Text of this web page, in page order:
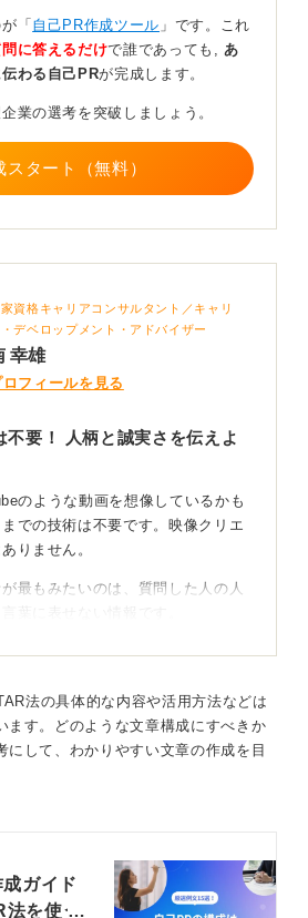
が最も重要！ ブレない動画で担
う
で構いませんが、手ブレを防ぐた
しておくと良いでしょう。
た映像にすることが最も重要で
あなたが伝えたい自己PRの要点を
的なマナーを一つひとつ丁寧に守
意は十分に伝わります。
時間をかける必要はありません。
ナーを守り、あなたの個性や熱意
クリアな動画作成を心掛けましょ
り具体例を添えるといった、簡潔
すると短い尺のなかで効果的にア
「 自己PR作成ツール 」です。これ
に答えるだけで誰であっても, あ
わる自己PRが完成します。
業の選考を突破しましょう。
スタート（無料）
家資格キャリアコンサルタント／キャリ
デベロップメント・アドバイザー
幸雄
ロフィールを見る
不要！ 人柄と誠実さを伝えよ
のような動画を想像しているかも
での技術は不要です。映像クリエ
りません。
最もみたいのは、質問した人の人
葉に表せない情報です。
をいかすと相手に響くものが作れ
を入れる人もいますが、私は特に
チブックを使うのが良いのではな
ックにキーワードを書いて見せな
をします。
とでずっと喋っていると分からな
法の具体的な内容や活用方法などは
ます。どのような文章構成にすべきか
にして、わかりやすい文章の作成を目
ガイド
法を使う